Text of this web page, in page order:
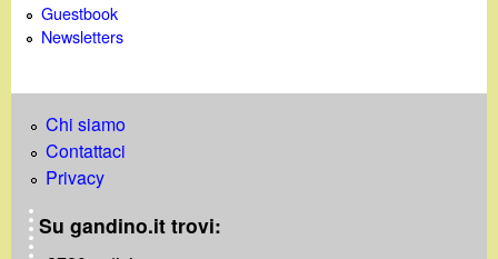
Guestbook
Newsletters
Chi siamo
Contattaci
Privacy
Su gandino.it trovi: